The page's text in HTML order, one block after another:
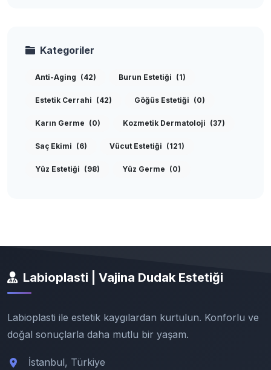
Kategoriler
Anti-Aging (42) Burun Estetiği (1)
Estetik Cerrahi (42) Göğüs Estetiği (0)
Karın Germe (0) Kozmetik Dermatoloji (37)
Saç Ekimi (6) Vücut Estetiği (121)
Yüz Estetiği (98) Yüz Germe (0)
Labioplasti | Vajina Dudak Estetiği
Labioplasti ile estetik kaygılardan kurtulun. Konforlu ve
doğal sonuçlarla daha mutlu bir yaşam.
İstanbul, Türkiye